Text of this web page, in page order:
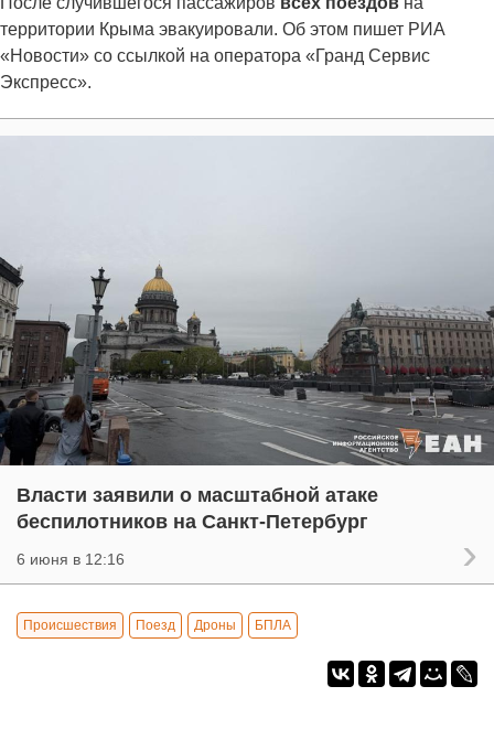
территории Крыма эвакуировали. Об этом пишет РИА
«Новости» со ссылкой на оператора «Гранд Сервис
Экспресс».
Власти заявили о масштабной атаке
беспилотников на Санкт-Петербург
6 июня в 12:16
Происшествия Поезд Дроны БПЛА